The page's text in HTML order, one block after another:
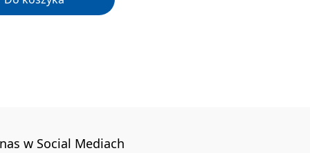
w Social Mediach